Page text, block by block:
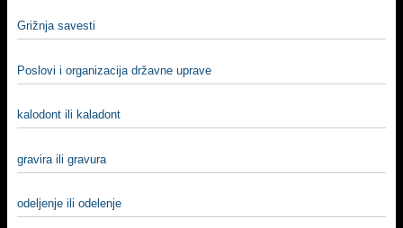
Grižnja savesti
Poslovi i organizacija državne uprave
kalodont ili kaladont
gravira ili gravura
odeljenje ili odelenje